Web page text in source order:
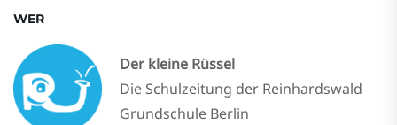
WER
Der kleine Rüssel
Die Schulzeitung der Reinhardswald
Grundschule Berlin